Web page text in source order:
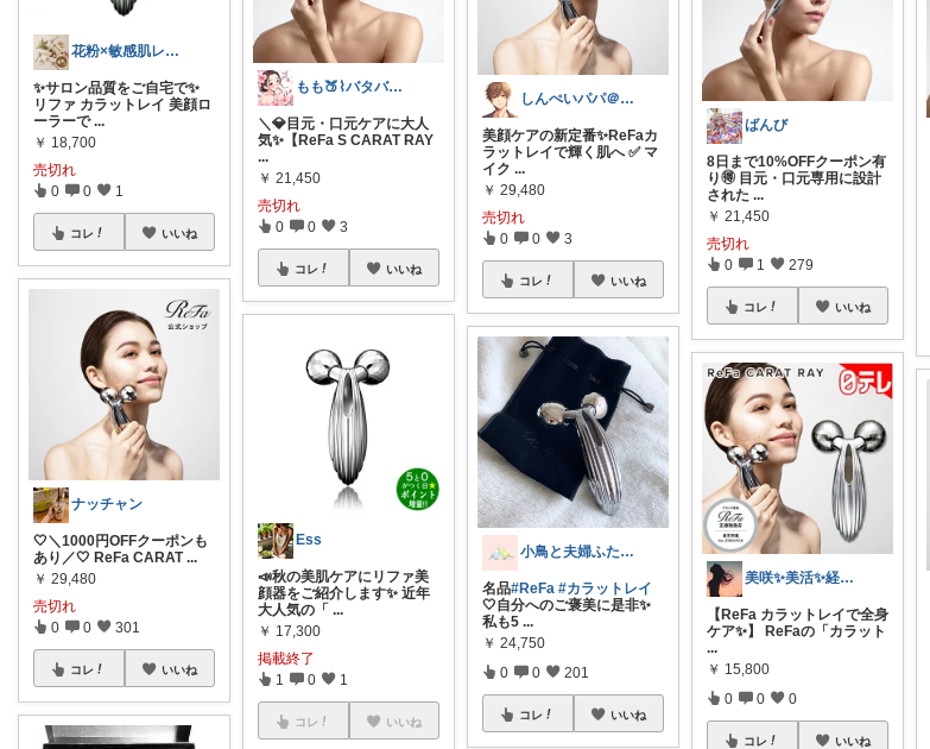
花粉×敏感肌レスキューROOM🌙
✨サロン品質をご自宅で✨
リファ カラットレイ 美顔ロ
ーラーで ...
￥ 18,700
売切れ
0 0 1
コレ いいね
ナッチャン
🤍＼1000円OFFクーポンも
あり／🤍 ReFa CARAT...
￥ 29,480
売切れ
0 0 301
コレ いいね
もも🍑⌇バタバタでもかわいく暮らしたい
＼💎目元・口元ケアに大人
気✨【ReFa S CARAT RAY
...
￥ 21,450
売切れ
0 0 3
コレ いいね
Ess
📣秋の美肌ケアにリファ美
顔器をご紹介します✨ 近年
大人気の「 ...
￥ 17,300
掲載終了
1 0 1
コレ いいね
しんぺいパパ＠節約とご褒美セレクト
美顔ケアの新定番✨ReFaカ
ラットレイで輝く肌へ ✅ マ
イク ...
￥ 29,480
売切れ
0 0 3
コレ いいね
小鳥と夫婦ふたり暮らし🌿
名品#ReFa #カラットレイ
🤍自分へのご褒美に是非✨
私も5 ...
￥ 24,750
0 0 201
コレ いいね
ばんび
8日まで10%OFFクーポン有
り🉐 目元・口元専用に設計
された ...
￥ 21,450
売切れ
0 1 279
コレ いいね
美咲✨美活✨経由購入感謝です✨
【ReFa カラットレイで全身
ケア✨】 ReFaの「カラット
...
￥ 15,800
0 0 0
コレ いいね